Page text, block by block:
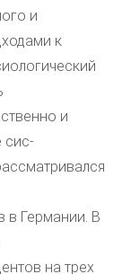
и
к
и
сис-
в Германии. В
на трех